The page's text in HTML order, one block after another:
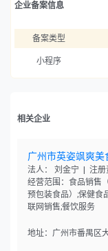
企业备案信息
备案类型
小程序
相关企业
广州市英姿飒爽美
法人： 刘金宁 | 注册
经营范围：食品销售
预包装食品）;保健食
联网销售;餐饮服务
地址：广州市番禺区